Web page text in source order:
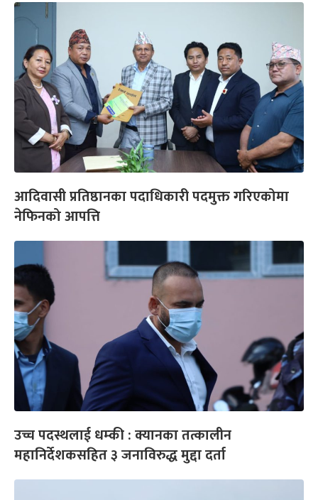
आदिवासी प्रतिष्ठानका पदाधिकारी पदमुक्त गरिएकोमा
नेफिनको आपत्ति
उच्च पदस्थलाई धम्की : क्यानका तत्कालीन
महानिर्देशकसहित ३ जनाविरुद्ध मुद्दा दर्ता